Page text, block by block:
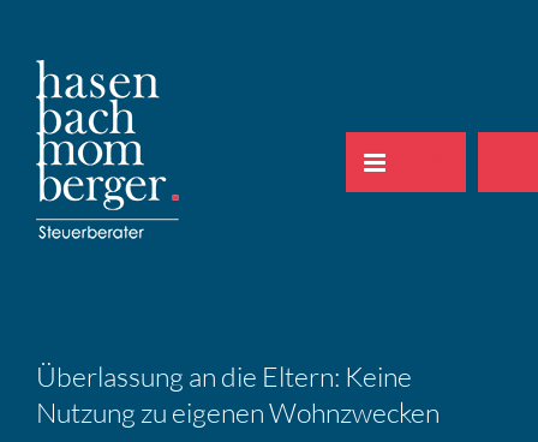
springen
Überlas­sung an die Eltern: Keine
Nutzung zu eigenen Wohnzwe­cken